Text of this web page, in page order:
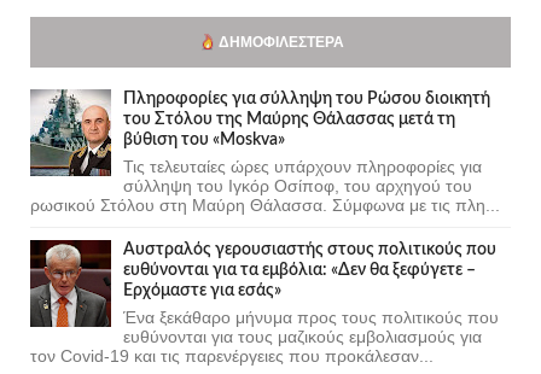
ΔΗΜΟΦΙΛΈΣΤΕΡΑ
Πληροφορίες για σύλληψη του Ρώσου διοικητή
του Στόλου της Mαύρης Θάλασσας μετά τη
βύθιση του «Moskva»
Τις τελευταίες ώρες υπάρχουν πληροφορίες για
σύλληψη του Ιγκόρ Οσίποφ, του αρχηγού του
ρωσικού Στόλου στη Μαύρη Θάλασσα. Σύμφωνα με τις πλη...
Αυστραλός γερουσιαστής στους πολιτικούς που
ευθύνονται για τα εμβόλια: «Δεν θα ξεφύγετε –
Ερχόμαστε για εσάς»
Ένα ξεκάθαρο μήνυμα προς τους πολιτικούς που
ευθύνονται για τους μαζικούς εμβολιασμούς για
τον Covid-19 και τις παρενέργειες που προκάλεσαν...